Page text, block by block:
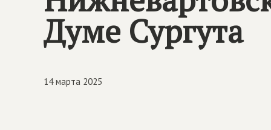
Думе Сургута
14 марта 2025